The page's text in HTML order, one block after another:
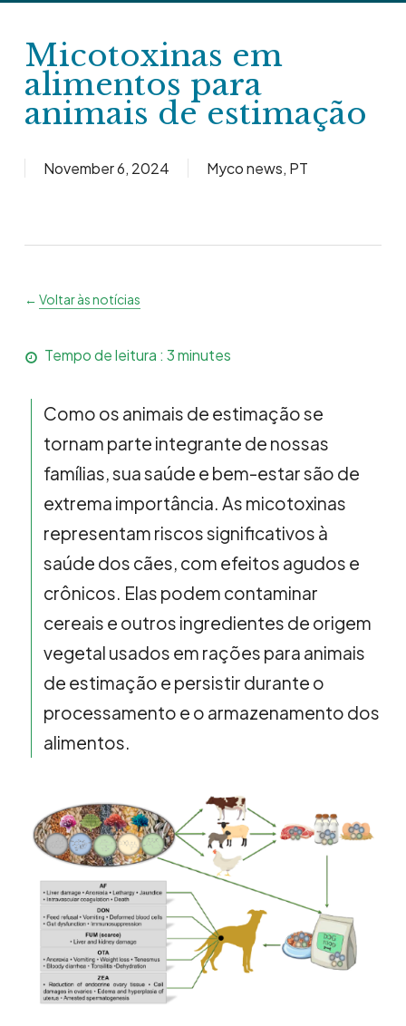
main
content
Micotoxinas em
alimentos para
animais de estimação
November 6, 2024 Myco news, PT
← Voltar às notícias
Tempo de leitura : 3minutes
Como os animais de estimação se
tornam parte integrante de nossas
famílias, sua saúde e bem-estar são de
extrema importância. As micotoxinas
representam riscos significativos à
saúde dos cães, com efeitos agudos e
crônicos. Elas podem contaminar
cereais e outros ingredientes de origem
vegetal usados em rações para animais
de estimação e persistir durante o
processamento e o armazenamento dos
alimentos.